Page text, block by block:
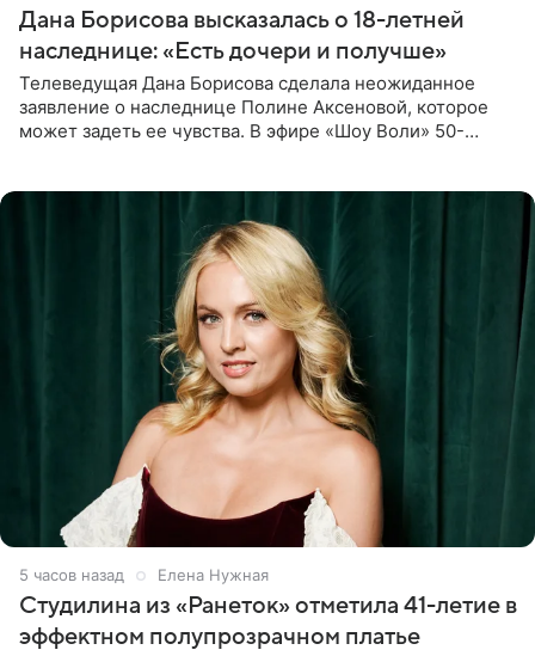
Дана Борисова высказалась о 18-летней
наследнице: «Есть дочери и получше»
Телеведущая Дана Борисова сделала неожиданное
заявление о наследнице Полине Аксеновой, которое
может задеть ее чувства. В эфире «Шоу Воли» 50-
5 часов назад Елена Нужная
Студилина из «Ранеток» отметила 41-летие в
эффектном полупрозрачном платье